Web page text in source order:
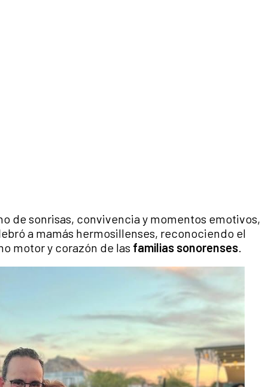
de sonrisas, convivencia y momentos emotivos,
a mamás hermosillenses, reconociendo el
motor y corazón de las familias sonorenses.